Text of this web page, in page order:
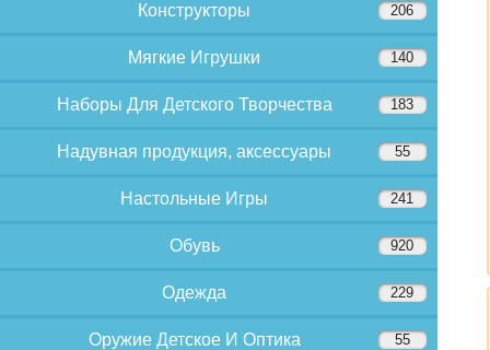
Конструкторы 206
Мягкие Игрушки 140
Наборы Для Детского Творчества 183
Надувная продукция, аксессуары 55
Настольные Игры 241
Обувь 920
Одежда 229
Оружие Детское И Оптика 55